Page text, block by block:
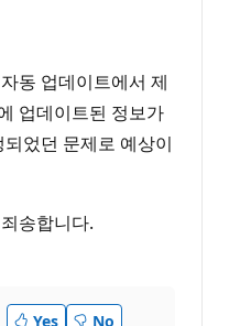
동 업데이트에서 제
업데이트된 정보가
었던 문제로 예상이
송합니다.
Yes No